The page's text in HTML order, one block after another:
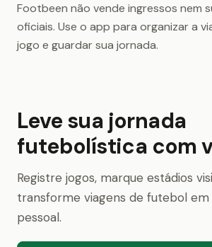
Footbeen não vende ingressos nem
oficiais. Use o app para organizar a
jogo e guardar sua jornada.
Leve sua jornada
futebolística com
Registre jogos, marque estádios
transforme viagens de futebol em
pessoal.